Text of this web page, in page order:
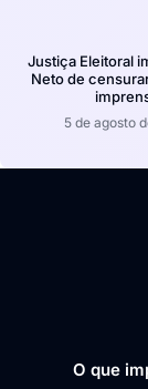
Justiça Eleitoral
Neto de
5 de agosto
O que